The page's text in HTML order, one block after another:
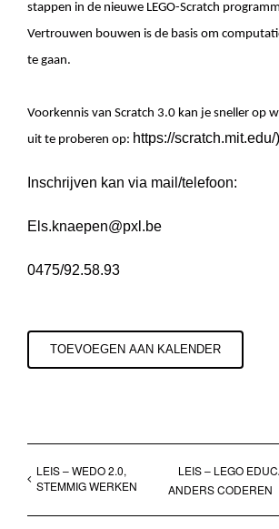
stappen in de nieuwe LEGO-Scratch
Vertrouwen bouwen is de basis om
te gaan.
Voorkennis van Scratch 3.0 kan je sneller op
uit te proberen op: https://scratch.mit.edu/)
Inschrijven kan via mail/telefoon:
Els.knaepen@pxl.be
0475/92.58.93
TOEVOEGEN AAN KALENDER
LEIS – WEDO 2.0,
STEMMIG WERKEN
LEIS – LEGO
ANDERS CODEREN